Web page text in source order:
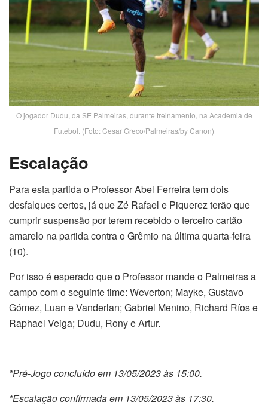
O jogador Dudu, da SE Palmeiras, durante treinamento, na Academia de
Futebol. (Foto: Cesar Greco/Palmeiras/by Canon)
Escalação
Para esta partida o Professor Abel Ferreira tem dois
desfalques certos, já que Zé Rafael e Piquerez terão que
cumprir suspensão por terem recebido o terceiro cartão
amarelo na partida contra o Grêmio na última quarta-feira
(10).
Por isso é esperado que o Professor mande o Palmeiras a
campo com o seguinte time: Weverton; Mayke, Gustavo
Gómez, Luan e Vanderlan; Gabriel Menino, Richard Ríos e
Raphael Veiga; Dudu, Rony e Artur.
*Pré-Jogo concluído em 13/05/2023 às 15:00.
*Escalação confirmada em 13/05/2023 às 17:30.